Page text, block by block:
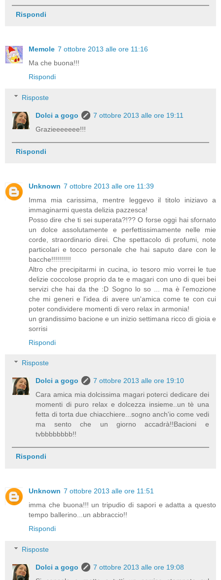
Rispondi
Memole 7 ottobre 2013 alle ore 11:16
Ma che buona!!!
Rispondi
Risposte
Dolci a gogo
7 ottobre 2013 alle ore 19:11
Grazieeeeeee!!!
Rispondi
Unknown 7 ottobre 2013 alle ore 11:39
Imma mia carissima, mentre leggevo il titolo iniziavo a
immaginarmi questa delizia pazzesca!
Posso dire che ti sei superata?!?? O forse oggi hai sfornato
un dolce assolutamente e perfettissimamente nelle mie
corde, straordinario direi. Che spettacolo di profumi, note
particolari e tocco personale che hai saputo dare con le
bacche!!!!!!!!!!
Altro che precipitarmi in cucina, io tesoro mio vorrei le tue
delizie coccolose proprio da te e magari con uno di quei bei
servizi che hai da the :D Sogno lo so ... ma è l'emozione
che mi generi e l'idea di avere un'amica come te con cui
poter condividere momenti di vero relax in armonia!
un grandissimo bacione e un inizio settimana ricco di gioia e
sorrisi
Rispondi
Risposte
Dolci a gogo
7 ottobre 2013 alle ore 19:10
Cara amica mia dolcissima magari poterci dedicare dei
momenti di puro relax e dolcezza insieme..un tè una
fetta di torta due chiacchiere...sogno anch'io come vedi
ma sento che un giorno accadrà!!Bacioni e
tvbbbbbbbb!!
Rispondi
Unknown 7 ottobre 2013 alle ore 11:51
imma che buona!!! un tripudio di sapori e adatta a questo
tempo ballerino...un abbraccio!!
Rispondi
Risposte
Dolci a gogo
7 ottobre 2013 alle ore 19:08